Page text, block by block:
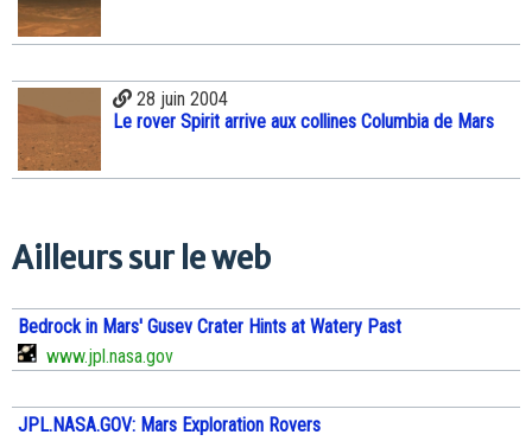
28 juin 2004
Le rover Spirit arrive aux collines Columbia de Mars
Ailleurs sur le web
Bedrock in Mars' Gusev Crater Hints at Watery Past
www.jpl.nasa.gov
JPL.NASA.GOV: Mars Exploration Rovers